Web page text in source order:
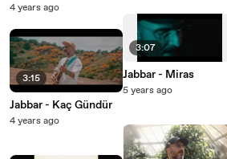
4 years ago
3:15
Jabbar - Kaç Gündür
4 years ago
3:07
Jabbar - Miras
5 years ago